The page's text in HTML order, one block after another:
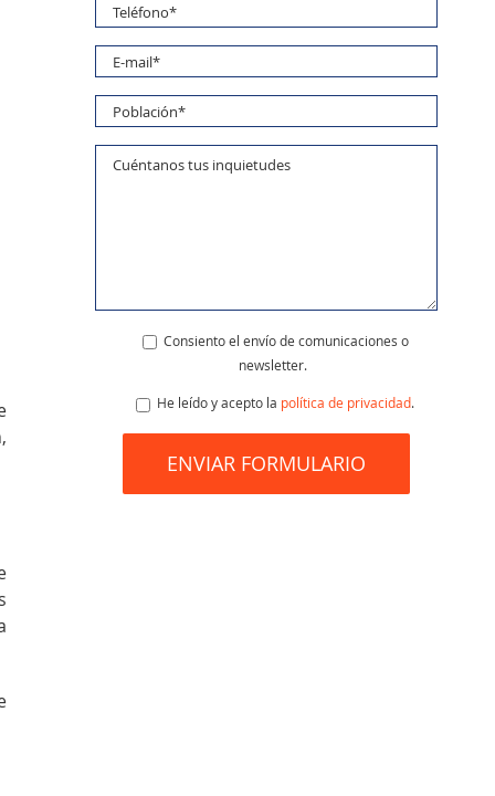
Consiento el envío de comunicaciones o
newsletter.
He leído y acepto la política de privacidad.